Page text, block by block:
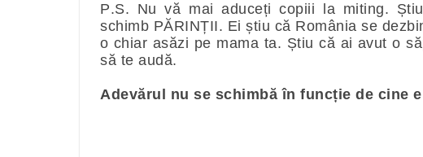
P.S. Nu vă mai aduceți copiii la miting.
schimb PĂRINȚII. Ei știu că România se
o chiar asăzi pe mama ta. Știu că ai avut o
să te audă.
Adevărul nu se schimbă în funcție de cine